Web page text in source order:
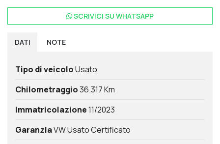
SCRIVICI SU WHATSAPP
DATI NOTE
Tipo di veicoloUsato
Chilometraggio36.317 Km
Immatricolazione11/2023
GaranziaVW Usato Certificato